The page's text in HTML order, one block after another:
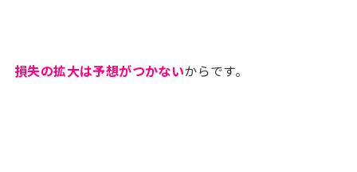
損失の拡大は予想がつかないからです。